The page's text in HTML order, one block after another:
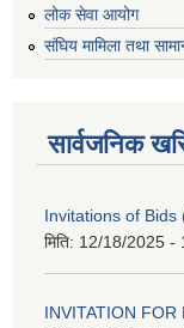
लोक सेवा आयोग
संघिय मामिला तथा
सार्वजनिक
Invitations of Bids
मिति: 12/18/2025 -
INVITATION FOR